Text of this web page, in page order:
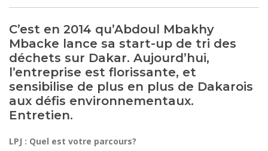
C’est en 2014 qu’Abdoul Mbakhy
Mbacke lance sa start-up de tri des
déchets sur Dakar. Aujourd’hui,
l’entreprise est florissante, et
sensibilise de plus en plus de Dakarois
aux défis environnementaux.
Entretien.
LPJ : Quel est votre parcours?